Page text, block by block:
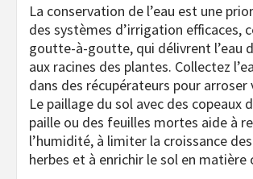
La conservation de l’eau est une
des systèmes d’irrigation efficaces,
goutte-à-goutte, qui délivrent l’eau
aux racines des plantes. Collectez
dans des récupérateurs pour arroser
Le paillage du sol avec des copeaux
paille ou des feuilles mortes aide à
l’humidité, à limiter la croissance
herbes et à enrichir le sol en matière